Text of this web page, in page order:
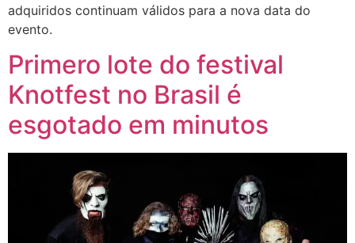
adquiridos continuam válidos para a nova data do
evento.
Primero lote do festival
Knotfest no Brasil é
esgotado em minutos